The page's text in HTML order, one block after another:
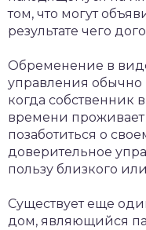
том, что могут
результате чего
Обременение в
управления обычно
когда собственник
времени
позаботиться о
доверительное
пользу близкого
Существует еще
дом, являющийся